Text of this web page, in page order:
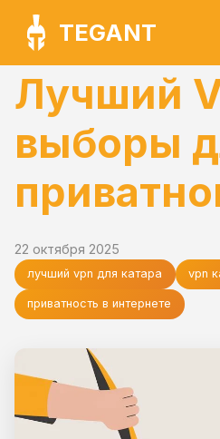
TEGANT
Лучший
выборы
22 октября 2025
лучший vpn для катара vpn
приватность в интернете